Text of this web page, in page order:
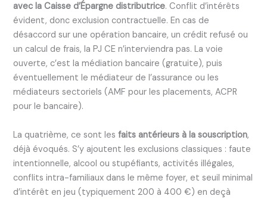
avec la Caisse d’Épargne distributrice. Conflit d’intérêts
évident, donc exclusion contractuelle. En cas de
désaccord sur une opération bancaire, un crédit refusé ou
un calcul de frais, la PJ CE n’interviendra pas. La voie
ouverte, c’est la médiation bancaire (gratuite), puis
éventuellement le médiateur de l’assurance ou les
médiateurs sectoriels (AMF pour les placements, ACPR
pour le bancaire).
La quatrième, ce sont lesfaits antérieurs à la souscription,
déjà évoqués. S’y ajoutent les exclusions classiques : faute
intentionnelle, alcool ou stupéfiants, activités illégales,
conflits intra-familiaux dans le même foyer, et seuil minimal
d’intérêt en jeu (typiquement 200 à 400 €) en deçà